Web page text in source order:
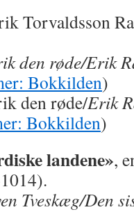
Torvaldsson
den røde/Erik
Bokkilden)
den røde/Erik
Bokkilden)
landene»,
Tveskæg/Den